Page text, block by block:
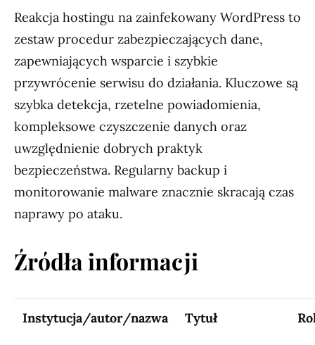
Reakcja hostingu na zainfekowany WordPress to
zestaw procedur zabezpieczających dane,
zapewniających wsparcie i szybkie
przywrócenie serwisu do działania. Kluczowe są
szybka detekcja, rzetelne powiadomienia,
kompleksowe czyszczenie danych oraz
uwzględnienie dobrych praktyk
bezpieczeństwa. Regularny backup i
monitorowanie malware znacznie skracają czas
naprawy po ataku.
Źródła informacji
Instytucja/autor/nazwa Tytuł